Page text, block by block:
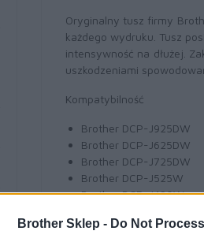
Brother Sklep - Do Not
Oryginalny tusz firmy
każdego wydruku. Tusz
intensywność na dłużej.
uszkodzeniami
Kompatybilność
Brother DCP-J925DW
Brother DCP-J625DW
Brother DCP-J725DW
Brother DCP-J525W
Brother DCP-J430W